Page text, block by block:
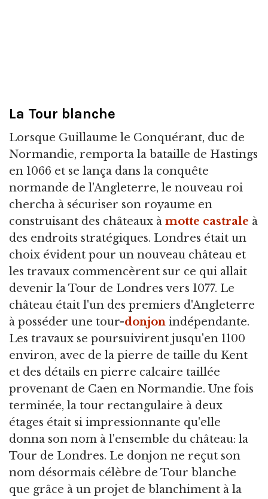
La Tour blanche
Lorsque Guillaume le Conquérant, duc de
Normandie, remporta la bataille de Hastings
en 1066 et se lança dans la conquête
normande de l'Angleterre, le nouveau roi
chercha à sécuriser son royaume en
construisant des châteaux à motte castrale à
des endroits stratégiques. Londres était un
choix évident pour un nouveau château et
les travaux commencèrent sur ce qui allait
devenir la Tour de Londres vers 1077. Le
château était l'un des premiers d'Angleterre
à posséder une tour-donjon indépendante.
Les travaux se poursuivirent jusqu'en 1100
environ, avec de la pierre de taille du Kent
et des détails en pierre calcaire taillée
provenant de Caen en Normandie. Une fois
terminée, la tour rectangulaire à deux
étages était si impressionnante qu'elle
donna son nom à l'ensemble du château: la
Tour de Londres. Le donjon ne reçut son
nom désormais célèbre de Tour blanche
que grâce à un projet de blanchiment à la